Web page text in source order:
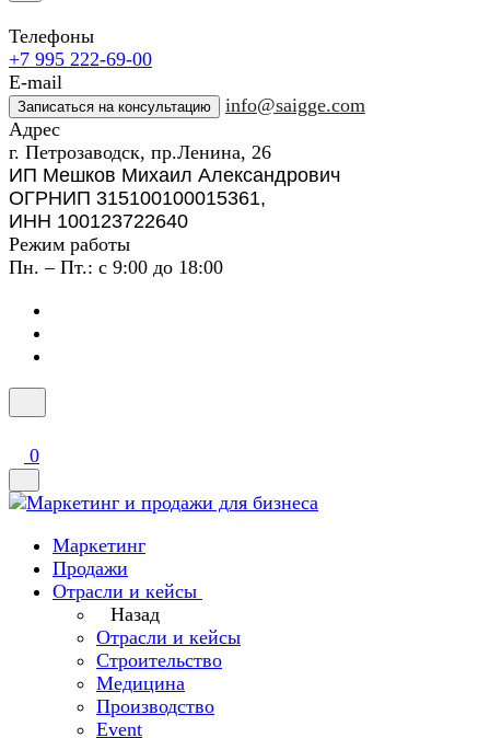
Телефоны
+7 995 222-69-00
E-mail
Записаться на консультацию
info@saigge.com
Адрес
г. Петрозаводск, пр.Ленина, 26
ИП Мешков Михаил Александрович
ОГРНИП 315100100015361,
ИНН 100123722640
Режим работы
Пн. – Пт.: с 9:00 до 18:00
0
Маркетинг
Продажи
Отрасли и кейсы
Назад
Отрасли и кейсы
Строительство
Медицина
Производство
Event